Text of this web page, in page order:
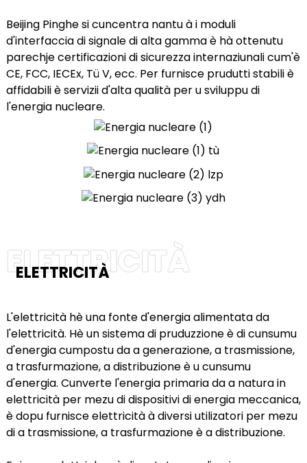
Beijing Pinghe si cuncentra nantu à i moduli
d'interfaccia di signale di alta gamma è hà ottenutu
parechje certificazioni di sicurezza internaziunali cum'è
CE, FCC, IECEx, Tü V, ecc. Per furnisce prudutti stabili è
affidabili è servizii d'alta qualità per u sviluppu di
l'energia nucleare.
ELETTRICITÀ
ELETTRICITÀ
L'elettricità hè una fonte d'energia alimentata da
l'elettricità. Hè un sistema di pruduzzione è di cunsumu
d'energia cumpostu da a generazione, a trasmissione,
a trasfurmazione, a distribuzione è u cunsumu
d'energia. Cunverte l'energia primaria da a natura in
elettricità per mezu di dispositivi di energia meccanica,
è dopu furnisce elettricità à diversi utilizatori per mezu
di a trasmissione, a trasfurmazione è a distribuzione.